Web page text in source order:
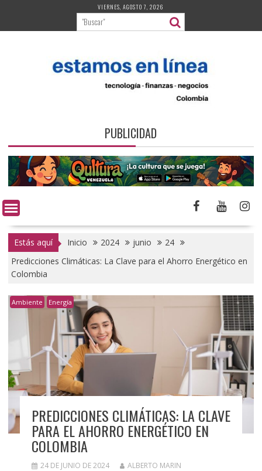
contenido
VIERNES, AGOSTO 7, 2026
PUBLICIDAD
Estás aquí Inicio 2024 junio
24
Predicciones Climáticas: La Clave para el Ahorro Energético en
Colombia
Ambiente Energía
PREDICCIONES CLIMÁTICAS: LA CLAVE
PARA EL AHORRO ENERGÉTICO EN
COLOMBIA
24 DE JUNIO DE 2024 ALBERTO MARIN